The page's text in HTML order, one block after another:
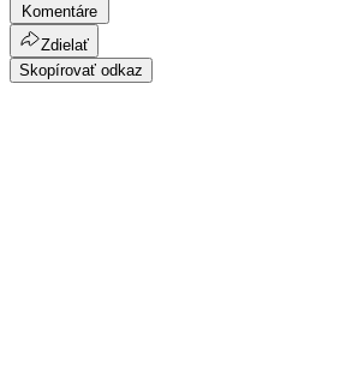
Komentáre
Zdielať
Skopírovať odkaz